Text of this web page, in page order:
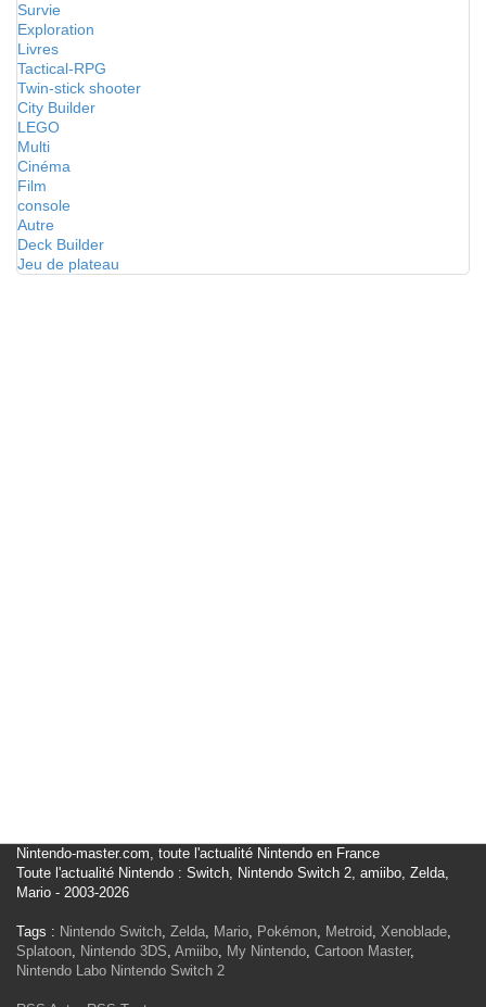
Survie
Exploration
Livres
Tactical-RPG
Twin-stick shooter
City Builder
LEGO
Multi
Cinéma
Film
console
Autre
Deck Builder
Jeu de plateau
Nintendo-master.com, toute l'actualité Nintendo en France
Toute l'actualité Nintendo : Switch, Nintendo Switch 2, amiibo, Zelda,
Mario - 2003-2026
Tags : Nintendo Switch, Zelda, Mario, Pokémon, Metroid, Xenoblade,
Splatoon, Nintendo 3DS, Amiibo, My Nintendo, Cartoon Master,
Nintendo Labo Nintendo Switch 2